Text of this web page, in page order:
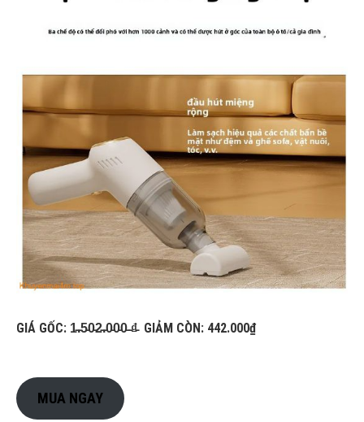
GIÁ GỐC: 1̵.̵5̵0̵2̵.̵0̵0̵0̵ ̵₫̵ GIẢM CÒN: 442.000₫
MUA NGAY